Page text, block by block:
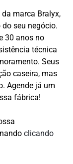
da marca Bralyx,
seu negócio.
30 anos no
técnica
Seus
caseira, mas
Agende já um
fábrica!
clicando